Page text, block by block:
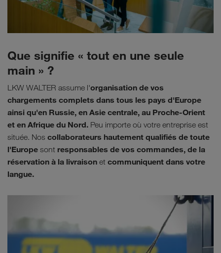
Que signifie « tout en une seule
main » ?
LKW WALTER assume l'organisation de vos
chargements complets dans tous les pays d'Europe
ainsi qu'en Russie, en Asie centrale, au Proche-Orient
et en Afrique du Nord. Peu importe où votre entreprise est
située. Nos collaborateurs hautement qualifiés de toute
l'Europe sont responsables de vos commandes, de la
réservation à la livraison et communiquent dans votre
langue.